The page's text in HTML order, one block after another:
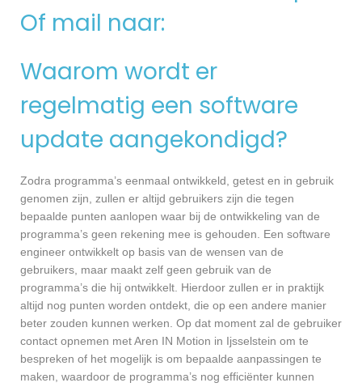
Of mail naar:
Waarom wordt er
regelmatig een software
update aangekondigd?
Zodra programma’s eenmaal ontwikkeld, getest en in gebruik
genomen zijn, zullen er altijd gebruikers zijn die tegen
bepaalde punten aanlopen waar bij de ontwikkeling van de
programma’s geen rekening mee is gehouden. Een software
engineer ontwikkelt op basis van de wensen van de
gebruikers, maar maakt zelf geen gebruik van de
programma’s die hij ontwikkelt. Hierdoor zullen er in praktijk
altijd nog punten worden ontdekt, die op een andere manier
beter zouden kunnen werken. Op dat moment zal de gebruiker
contact opnemen met Aren IN Motion in Ijsselstein om te
bespreken of het mogelijk is om bepaalde aanpassingen te
maken, waardoor de programma’s nog efficiënter kunnen